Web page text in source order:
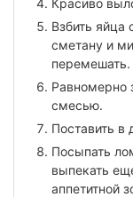
Взбить яйца
сметану и
перемешать.
Равномерно
смесью.
Поставить в
Посыпать
выпекать
аппетитной